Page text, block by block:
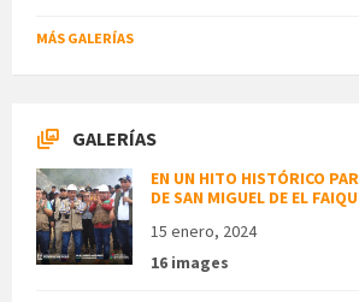
MÁS GALERÍAS
GALERÍAS
EN UN HITO HISTÓRICO
DE SAN MIGUEL DE EL
15 enero, 2024
16 images